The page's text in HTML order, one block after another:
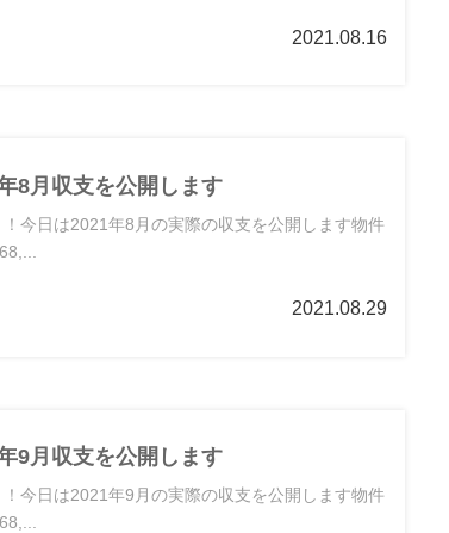
2021.08.16
8月収支を公開します
今日は2021年8月の実際の収支を公開します物件
2021.08.29
9月収支を公開します
今日は2021年9月の実際の収支を公開します物件